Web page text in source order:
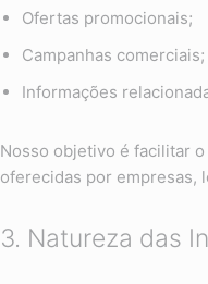
Ofertas promocionais;
Campanhas comerciais;
Informações
Nosso objetivo é facilitar
oferecidas por empresas,
3. Natureza das